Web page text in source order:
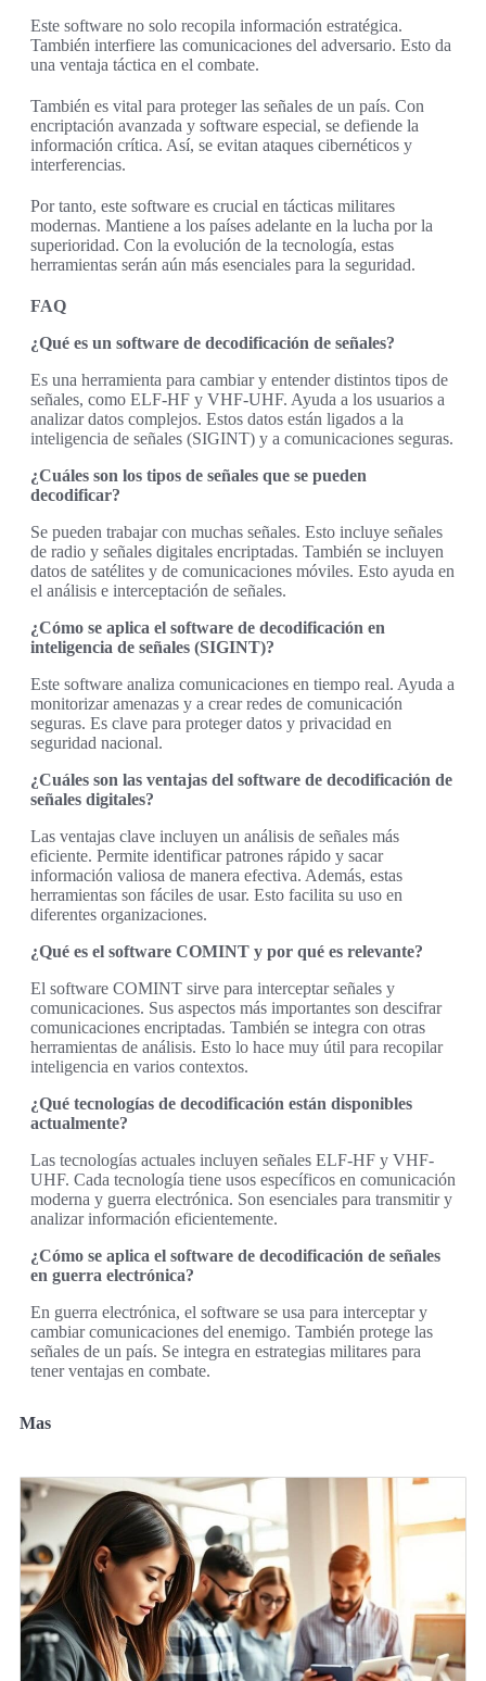
Este software no solo recopila información estratégica.
También interfiere las comunicaciones del adversario. Esto da
una ventaja táctica en el combate.
También es vital para proteger las señales de un país. Con
encriptación avanzada y software especial, se defiende la
información crítica. Así, se evitan ataques cibernéticos y
interferencias.
Por tanto, este software es crucial en tácticas militares
modernas. Mantiene a los países adelante en la lucha por la
superioridad. Con la evolución de la tecnología, estas
herramientas serán aún más esenciales para la seguridad.
FAQ
¿Qué es un software de decodificación de señales?
Es una herramienta para cambiar y entender distintos tipos de
señales, como ELF-HF y VHF-UHF. Ayuda a los usuarios a
analizar datos complejos. Estos datos están ligados a la
inteligencia de señales (SIGINT) y a comunicaciones seguras.
¿Cuáles son los tipos de señales que se pueden
decodificar?
Se pueden trabajar con muchas señales. Esto incluye señales
de radio y señales digitales encriptadas. También se incluyen
datos de satélites y de comunicaciones móviles. Esto ayuda en
el análisis e interceptación de señales.
¿Cómo se aplica el software de decodificación en
inteligencia de señales (SIGINT)?
Este software analiza comunicaciones en tiempo real. Ayuda a
monitorizar amenazas y a crear redes de comunicación
seguras. Es clave para proteger datos y privacidad en
seguridad nacional.
¿Cuáles son las ventajas del software de decodificación de
señales digitales?
Las ventajas clave incluyen un análisis de señales más
eficiente. Permite identificar patrones rápido y sacar
información valiosa de manera efectiva. Además, estas
herramientas son fáciles de usar. Esto facilita su uso en
diferentes organizaciones.
¿Qué es el software COMINT y por qué es relevante?
El software COMINT sirve para interceptar señales y
comunicaciones. Sus aspectos más importantes son descifrar
comunicaciones encriptadas. También se integra con otras
herramientas de análisis. Esto lo hace muy útil para recopilar
inteligencia en varios contextos.
¿Qué tecnologías de decodificación están disponibles
actualmente?
Las tecnologías actuales incluyen señales ELF-HF y VHF-
UHF. Cada tecnología tiene usos específicos en comunicación
moderna y guerra electrónica. Son esenciales para transmitir y
analizar información eficientemente.
¿Cómo se aplica el software de decodificación de señales
en guerra electrónica?
En guerra electrónica, el software se usa para interceptar y
cambiar comunicaciones del enemigo. También protege las
señales de un país. Se integra en estrategias militares para
tener ventajas en combate.
Mas